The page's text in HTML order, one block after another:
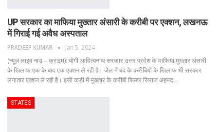
UP सरकार का माफिया मुख्तार अंसारी के करीबी पर एक्शन, लखनऊ
में गिराई गई अवैध अस्पताल
PRADEEP KUMAR Jan 5, 2024
(न्यूज़ लाइव नाउ – क्राइम): योगी आदित्यनाथ सरकार उत्तर प्रदेश के माफिया मुख्तार अंसारी
के खिलाफ एक के बाद एक एक्शन ले रही है। जेल में बंद के करीबियों के खिलाफ भी सरकार
लगातार एक्शन ले रही है। इसी कड़ी में मुख्तार के करीबी बिल्डर सिराज अहमद…
STATES